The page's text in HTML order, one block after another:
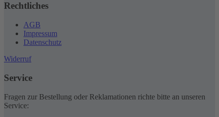
Rechtliches
AGB
Impressum
Datenschutz
Widerruf
Service
Fragen zur Bestellung oder Reklamationen richte bitte an unseren
Service: